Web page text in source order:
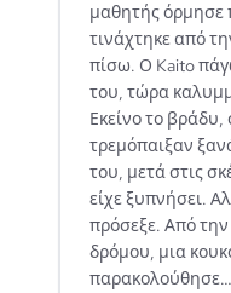
μαθητής όρμησε
τινάχτηκε από
πίσω. Ο Kaito
του, τώρα
Εκείνο το βράδυ,
τρεμόπαιξαν
του, μετά στις
είχε ξυπνήσει.
πρόσεξε. Από
δρόμου, μια
παρακολούθησε…